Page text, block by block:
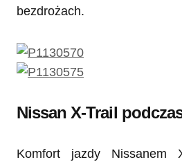
bezdrożach.
Nissan X-Trail
Komfort jazdy Nissanem